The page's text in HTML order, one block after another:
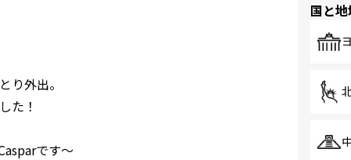
り外出。
た！
です～
国と